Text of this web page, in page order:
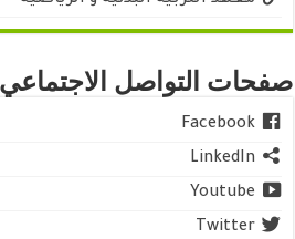
صفحات التواصل الاجتماعي
Facebook
LinkedIn
Youtube
Twitter